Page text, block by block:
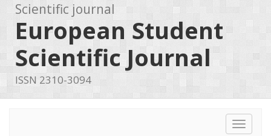
Scientific journal
European Student
Scientific Journal
ISSN 2310-3094
Toggle